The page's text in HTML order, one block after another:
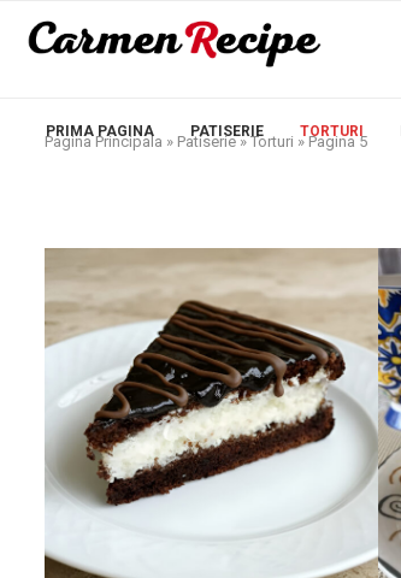
PRIMA PAGINA PATISERIE TORTURI
Pagina Principala » Patiserie»Torturi » Pagina 5